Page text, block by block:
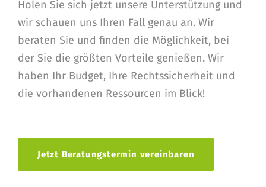
Holen Sie sich jetzt unsere Unterstützung und
wir schauen uns Ihren Fall genau an. Wir
beraten Sie und finden die Möglichkeit, bei
der Sie die größten Vorteile genießen. Wir
haben Ihr Budget, Ihre Rechtssicherheit und
die vorhandenen Ressourcen im Blick!
Jetzt Beratungstermin vereinbaren